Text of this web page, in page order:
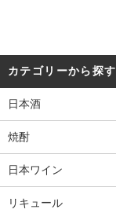
カテゴリーから探す
日本酒
焼酎
日本ワイン
リキュール